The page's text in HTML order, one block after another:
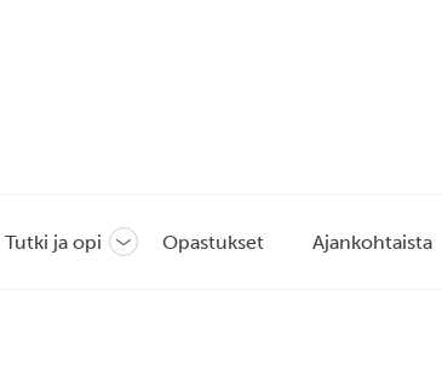
Tutki ja opi Avaa
Opastukset Ajankohtaista